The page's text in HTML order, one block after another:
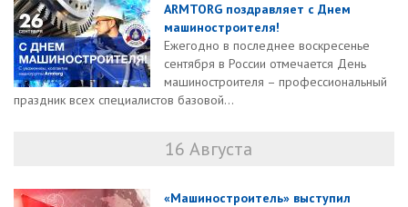
ARMTORG поздравляет с Днем
машиностроителя!
Ежегодно в последнее воскресенье
сентября в России отмечается День
машиностроителя – профессиональный
праздник всех специалистов базовой...
16 Августа
«Машиностроитель» выступил